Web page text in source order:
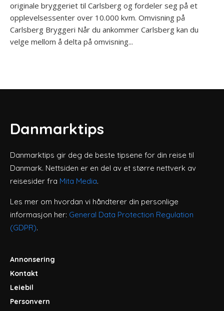
originale bryggeriet til Carlsberg og fordeler seg på et
opplevelsessenter over 10.000 kvm. Omvisning på
Carlsberg Bryggeri Når du ankommer Carlsberg kan du
velge mellom å delta på omvisning...
Danmarktips
Danmarktips gir deg de beste tipsene for din reise til
Danmark. Nettsiden er en del av et større nettverk av
reisesider fra Mita Media.
Les mer om hvordan vi håndterer din personlige
informasjon her: General Data Protection Regulation
(GDPR).
Annonsering
Kontakt
Leiebil
Personvern